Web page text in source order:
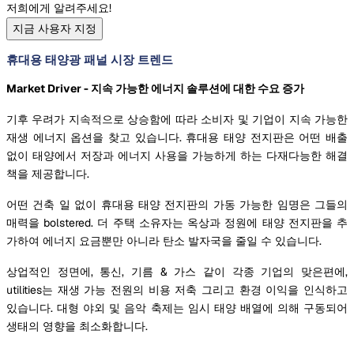
저희에게 알려주세요!
지금 사용자 지정
휴대용 태양광 패널 시장 트렌드
Market Driver - 지속 가능한 에너지 솔루션에 대한 수요 증가
기후 우려가 지속적으로 상승함에 따라 소비자 및 기업이 지속 가능한
재생 에너지 옵션을 찾고 있습니다. 휴대용 태양 전지판은 어떤 배출
없이 태양에서 저장과 에너지 사용을 가능하게 하는 다재다능한 해결
책을 제공합니다.
어떤 건축 일 없이 휴대용 태양 전지판의 가동 가능한 임명은 그들의
매력을 bolstered. 더 주택 소유자는 옥상과 정원에 태양 전지판을 추
가하여 에너지 요금뿐만 아니라 탄소 발자국을 줄일 수 있습니다.
상업적인 정면에, 통신, 기름 & 가스 같이 각종 기업의 맞은편에,
utilities는 재생 가능 전원의 비용 저축 그리고 환경 이익을 인식하고
있습니다. 대형 야외 및 음악 축제는 임시 태양 배열에 의해 구동되어
생태의 영향을 최소화합니다.